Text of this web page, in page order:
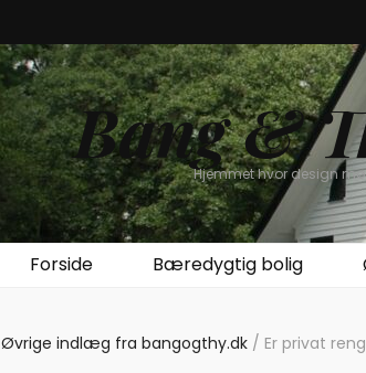
Bang &
Hjemmet hvor design
Forside Bæredygtig bolig
Øvrige indlæg fra bangogthy.dk / Er privat